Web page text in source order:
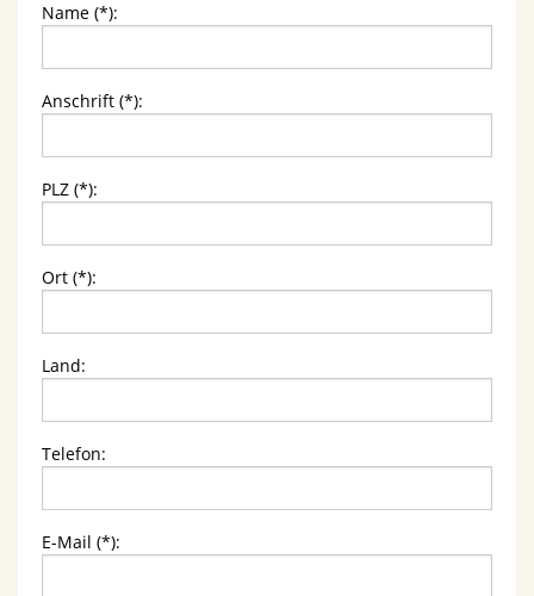
Name (*):
Anschrift (*):
PLZ (*):
Ort (*):
Land:
Telefon:
E-Mail (*):